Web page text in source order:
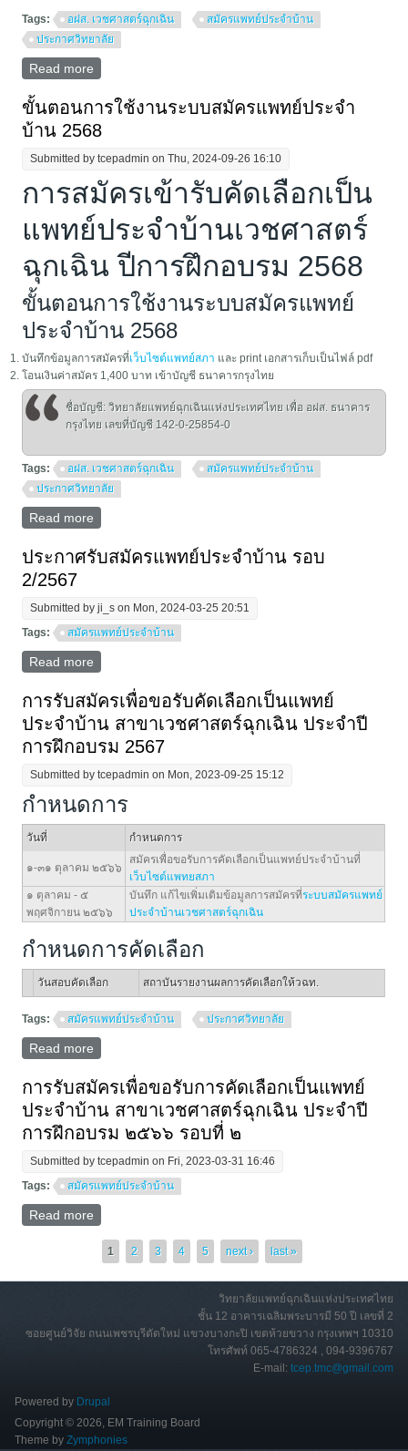
Tags: อฝส. เวชศาสตร์ฉุกเฉิน
สมัครแพทย์ประจำบ้าน
ประกาศวิทยาลัย
Read more
ขั้นตอนการใช้งานระบบสมัครแพทย์ประจำ
บ้าน 2568
Submitted bytcepadmin on Thu, 2024-09-26 16:10
การสมัครเข้ารับคัดเลือกเป็น
แพทย์ประจำบ้านเวชศาสตร์
ฉุกเฉิน ปีการฝึกอบรม 2568
ขั้นตอนการใช้งานระบบสมัครแพทย์
ประจำบ้าน 2568
บันทึกข้อมูลการสมัครที่เว็บไซต์แพทย์สภา และ print เอกสารเก็บเป็นไฟล์ pdf
โอนเงินค่าสมัคร 1,400 บาท เข้าบัญชี ธนาคารกรุงไทย
ชื่อบัญชี: วิทยาลัยแพทย์ฉุกเฉินแห่งประเทศไทย เพื่อ อฝส. ธนาคาร
กรุงไทย เลขที่บัญชี 142-0-25854-0
Tags: อฝส. เวชศาสตร์ฉุกเฉิน
สมัครแพทย์ประจำบ้าน
ประกาศวิทยาลัย
Read more
ประกาศรับสมัครแพทย์ประจำบ้าน รอบ
2/2567
Submitted byji_s on Mon, 2024-03-25 20:51
Tags:
สมัครแพทย์ประจำบ้าน
Read more
การรับสมัครเพื่อขอรับคัดเลือกเป็นแพทย์
ประจำบ้าน สาขาเวชศาสตร์ฉุกเฉิน ประจำปี
การฝึกอบรม 2567
Submitted bytcepadmin on Mon, 2023-09-25 15:12
กำหนดการ
วันที่ กำหนดการ
๑-๓๑ ตุลาคม ๒๕๖๖
สมัครเพื่อขอรับการคัดเลือกเป็นแพทย์ประจำบ้านที่
เว็บไซต์แพทยสภา
๑ ตุลาคม - ๕
พฤศจิกายน ๒๕๖๖
บันทึก แก้ไขเพิ่มเติมข้อมูลการสมัครที่ระบบสมัครแพทย์
ประจำบ้านเวชศาสตร์ฉุกเฉิน
กำหนดการคัดเลือก
วันสอบคัดเลือก สถาบันรายงานผลการคัดเลือกให้วฉท.
Tags: สมัครแพทย์ประจำบ้าน ประกาศวิทยาลัย
Read more
การรับสมัครเพื่อขอรับการคัดเลือกเป็นแพทย์
ประจําบ้าน สาขาเวชศาสตร์ฉุกเฉิน ประจําปี
การฝึกอบรม ๒๕๖๖ รอบที่ ๒
Submitted bytcepadmin on Fri, 2023-03-31 16:46
Tags:
สมัครแพทย์ประจำบ้าน
Read more
๒๕๖๖ รอบที่ ๒
1 2 3 4 5 next › last »
วิทยาลัยแพทย์ฉุกเฉินแห่งประเทศไทย
ชั้น 12 อาคารเฉลิมพระบารมี 50 ปี เลขที่ 2
ซอยศูนย์วิจัย ถนนเพชรบุรีตัดใหม่ แขวงบางกะปิ เขตห้วยขวาง กรุงเทพฯ 10310
โทรศัพท์ 065-4786324 , 094-9396767
E-mail:tcep.tmc@gmail.com
Powered by Drupal
Copyright © 2026, EM Training Board
Theme by Zymphonies